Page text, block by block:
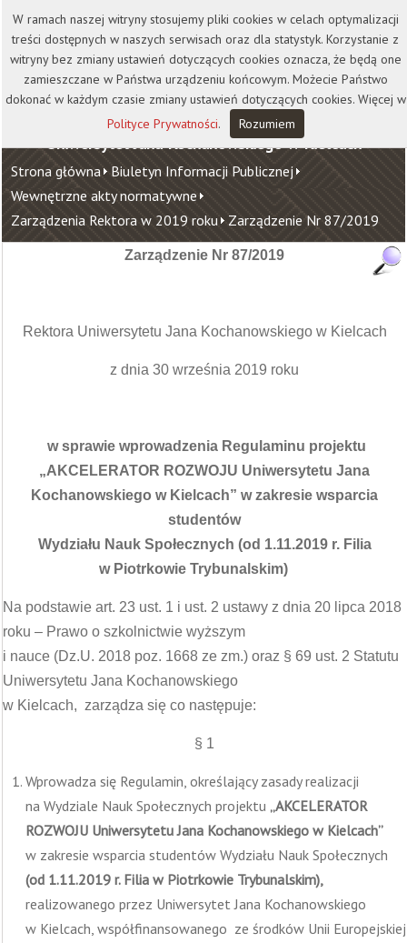
Kontakt Biblioteka
Wydawnictwo
Wirtualna Uczelnia
Uniwersytet Jana Kochanowskiego w Kielcach
Strona główna Biuletyn Informacji Publicznej
Wewnętrzne akty normatywne
Zarządzenia Rektora w 2019 roku Zarządzenie Nr 87/2019
Zarządzenie Nr 87/2019
Rektora Uniwersytetu Jana Kochanowskiego w Kielcach
z dnia 30 września 2019 roku
w sprawie wprowadzenia Regulaminu projektu
„AKCELERATOR ROZWOJU Uniwersytetu Jana
Kochanowskiego w Kielcach” w zakresie wsparcia
studentów
Wydziału Nauk Społecznych (od 1.11.2019 r. Filia
w Piotrkowie Trybunalskim)
Na podstawie art. 23 ust. 1 i ust. 2 ustawy z dnia 20 lipca 2018
roku – Prawo o szkolnictwie wyższym
i nauce (Dz.U. 2018 poz. 1668 ze zm.) oraz § 69 ust. 2 Statutu
Uniwersytetu Jana Kochanowskiego
w Kielcach, zarządza się co następuje:
§ 1
Wprowadza się Regulamin, określający zasady realizacji
na Wydziale Nauk Społecznych projektu „AKCELERATOR
ROZWOJU Uniwersytetu Jana Kochanowskiego w Kielcach”
w zakresie wsparcia studentów Wydziału Nauk Społecznych
(od 1.11.2019 r. Filia w Piotrkowie Trybunalskim),
realizowanego przez Uniwersytet Jana Kochanowskiego
w Kielcach, współfinansowanego ze środków Unii Europejskiej
W ramach naszej witryny stosujemy pliki cookies w celach optymalizacji
treści dostępnych w naszych serwisach oraz dla statystyk. Korzystanie z
witryny bez zmiany ustawień dotyczących cookies oznacza, że będą one
zamieszczane w Państwa urządzeniu końcowym. Możecie Państwo
dokonać w każdym czasie zmiany ustawień dotyczących cookies. Więcej w
Polityce Prywatności. Rozumiem